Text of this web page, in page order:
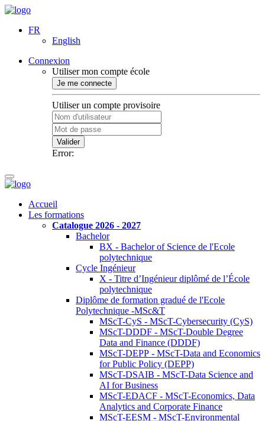
FR
English
Connexion
Utiliser mon compte école
Je me connecte
Utiliser un compte provisoire
Valider
Error:
Accueil
Les formations
Catalogue 2026 - 2027
Bachelor
BX - Bachelor of Science de l'Ecole
polytechnique
Cycle Ingénieur
X - Titre d’Ingénieur diplômé de l’École
polytechnique
Diplôme de formation gradué de l'Ecole
Polytechnique -MSc&T
MScT-CyS - MScT-Cybersecurity (CyS)
MScT-DDDF - MScT-Double Degree
Data and Finance (DDDF)
MScT-DEPP - MScT-Data and Economics
for Public Policy (DEPP)
MScT-DSAIB - MScT-Data Science and
AI for Business
MScT-EDACF - MScT-Economics, Data
Analytics and Corporate Finance
MScT-EESM - MScT-Environmental